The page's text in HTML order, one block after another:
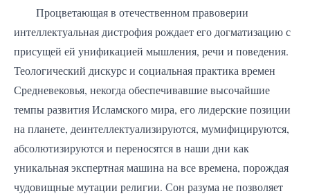
Процветающая в отечественном правоверии
интеллектуальная дистрофия рождает его догматизацию с
присущей ей унификацией мышления, речи и поведения.
Теологический дискурс и социальная практика времен
Средневековья, некогда обеспечивавшие высочайшие
темпы развития Исламского мира, его лидерские позиции
на планете, деинтеллектуализируются, мумифицируются,
абсолютизируются и переносятся в наши дни как
уникальная экспертная машина на все времена, порождая
чудовищные мутации религии. Сон разума не позволяет